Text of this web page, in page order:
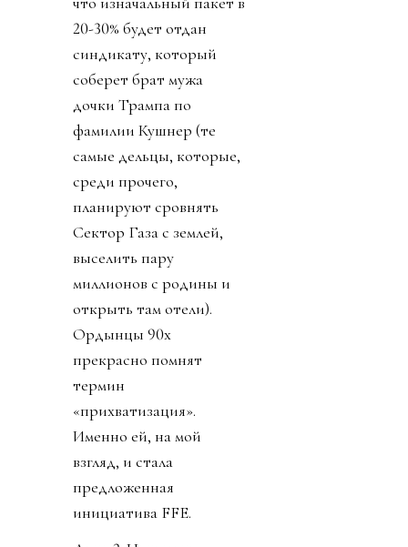
20-30% будет отдан
синдикату, который
соберет брат мужа
дочки Трампа по
фамилии Кушнер (те
самые дельцы, которые,
среди прочего,
планируют сровнять
Сектор Газа с землей,
выселить пару
миллионов с родины и
открыть там отели).
Ордынцы 90х
прекрасно помнят
термин
«прихватизация».
Именно ей, на мой
взгляд, и стала
предложенная
инициатива FFE.